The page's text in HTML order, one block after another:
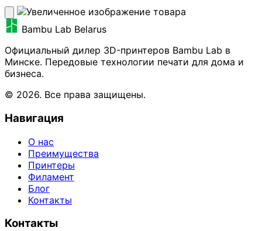
Bambu Lab Belarus
Официальный дилер 3D-принтеров Bambu Lab в
Минске. Передовые технологии печати для дома и
бизнеса.
© 2026. Все права защищены.
Навигация
О нас
Преимущества
Принтеры
Филамент
Блог
Контакты
Контакты